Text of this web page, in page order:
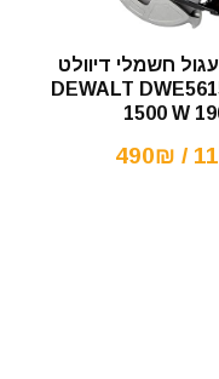
חשמלי דיוולט
DEWALT
1500 W